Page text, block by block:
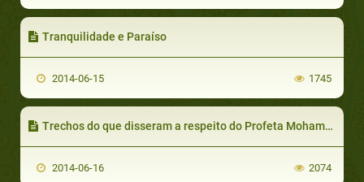
Tranquilidade e Paraíso
2014-06-15 1745
Trechos do que disseram a respeito do Profeta Mohammad
2014-06-16 2074